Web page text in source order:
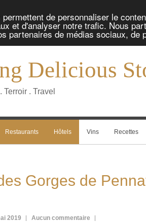
de personnaliser le
et d'analyser notre trafic. Nous
partenaires de médias sociaux, de
Delicious
. Travel
Restaurants Hôtels Vins Recettes
Gorges de
2019 Aucun commentaire